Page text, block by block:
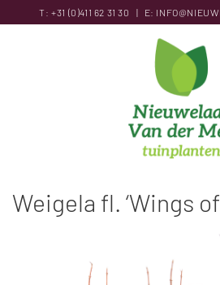
naar
T:+31 (0)411 62 31 30 | E:
Weigela fl. ‘Wings